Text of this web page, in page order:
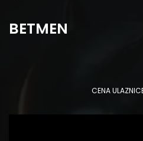
BETMEN
CENA